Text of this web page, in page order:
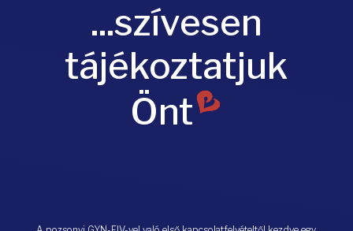
...szívesen
tájékoztatjuk
Önt